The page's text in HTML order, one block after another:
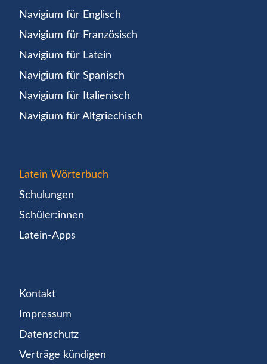
Navigium für Englisch
Navigium für Französisch
Navigium für Latein
Navigium für Spanisch
Navigium für Italienisch
Navigium für Altgriechisch
Latein Wörterbuch
Schulungen
Schüler:innen
Latein-Apps
Kontakt
Impressum
Datenschutz
Verträge kündigen